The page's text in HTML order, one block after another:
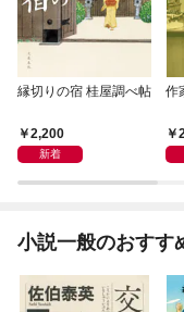
縁切りの宿 桂屋調べ帖
2,200
新着
作
小説一般のおすす